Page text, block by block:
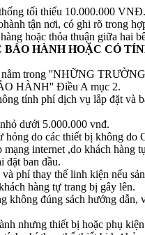
tối thiểu 10.000.000
tận nơi, có ghi rõ trong
hoặc thỏa thuận giữa hai
BẢO HÀNH HOẶC CÓ
nằm trong ''NHỮNG
HÀNH'' Điều A mục 2.
tính phí dịch vụ lắp đặt và
dưới 5.000.000 vnđ.
hỏng do các thiết bị không do
mạng internet ,do khách hàng
đặt ban đầu.
phí thay thế linh kiện nếu
hàng tự trang bị gây lên.
không đúng sách hướng dẫn,
nhưng thiết bị hoặc phụ